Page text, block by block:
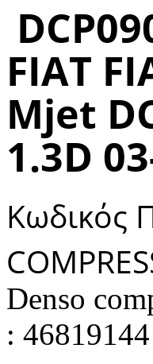
FIAT
Mjet
1.3D
Κωδικός
Denso
: